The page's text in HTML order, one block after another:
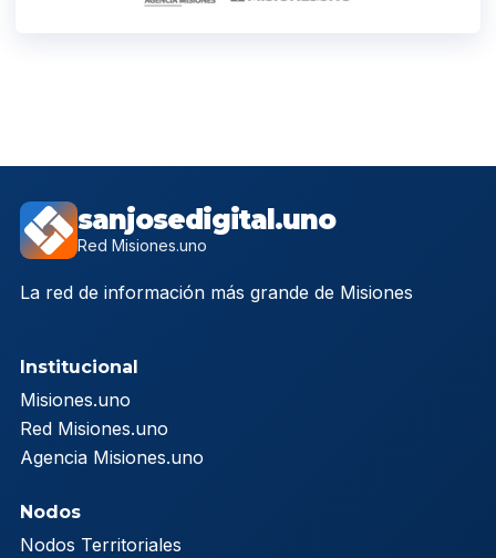
sanjosedigital.uno
Red Misiones.uno
La red de información más grande de Misiones
Institucional
Misiones.uno
Red Misiones.uno
Agencia Misiones.uno
Nodos
Nodos Territoriales